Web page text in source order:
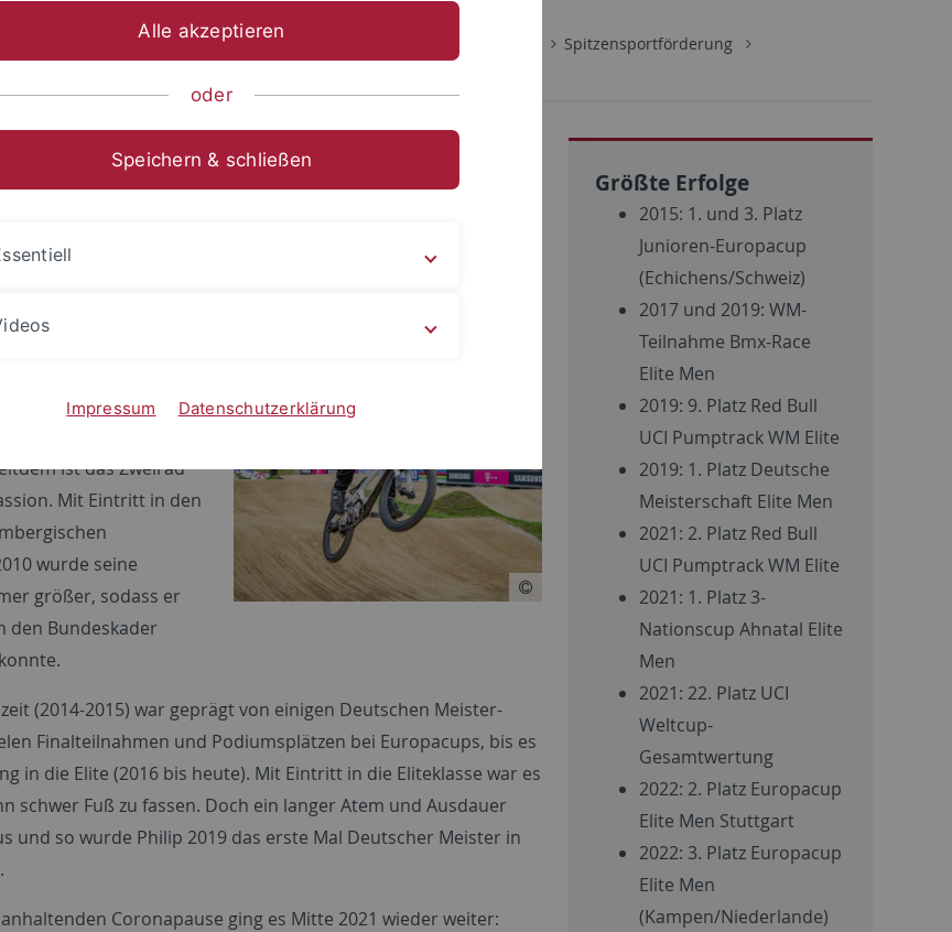
Sozialwissenschaftliche Fakultät
Spitzensportförderung
für sich. Als er
an der Ingersheimer
ist das Zweirad
Mit Eintritt in den
wurde seine
größer, sodass er
den Bundeskader
(2014-2015) war geprägt von einigen Deutschen Meister-
Finalteilnahmen und Podiumsplätzen bei Europacups, bis es
in die Elite (2016 bis heute). Mit Eintritt in die Eliteklasse war es
schwer Fuß zu fassen. Doch ein langer Atem und Ausdauer
und so wurde Philip 2019 das erste Mal Deutscher Meister in
Coronapause ging es Mitte 2021 wieder weiter:
Größte Erfolge
2015: 1. und 3. Platz
Junioren-Europacup
(Echichens/Schweiz)
2017 und 2019: WM-
Teilnahme Bmx-Race
Elite Men
2019: 9. Platz Red Bull
UCI Pumptrack WM Elite
2019: 1. Platz Deutsche
Meisterschaft Elite Men
2021: 2. Platz Red Bull
UCI Pumptrack WM Elite
2021: 1. Platz 3-
Nationscup Ahnatal Elite
Men
2021: 22. Platz UCI
Weltcup-
Gesamtwertung
2022: 2. Platz Europacup
Elite Men Stuttgart
2022: 3. Platz Europacup
Elite Men
(Kampen/Niederlande)
Alle akzeptieren
oder
Speichern & schließen
Impressum Datenschutzerklärung